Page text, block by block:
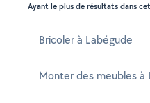
Ayant le plus de résultats dans
Bricoler à Labégude
Monter des meubles à